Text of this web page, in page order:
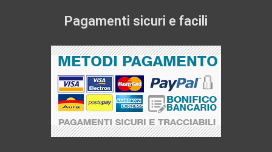
Pagamenti sicuri e facili